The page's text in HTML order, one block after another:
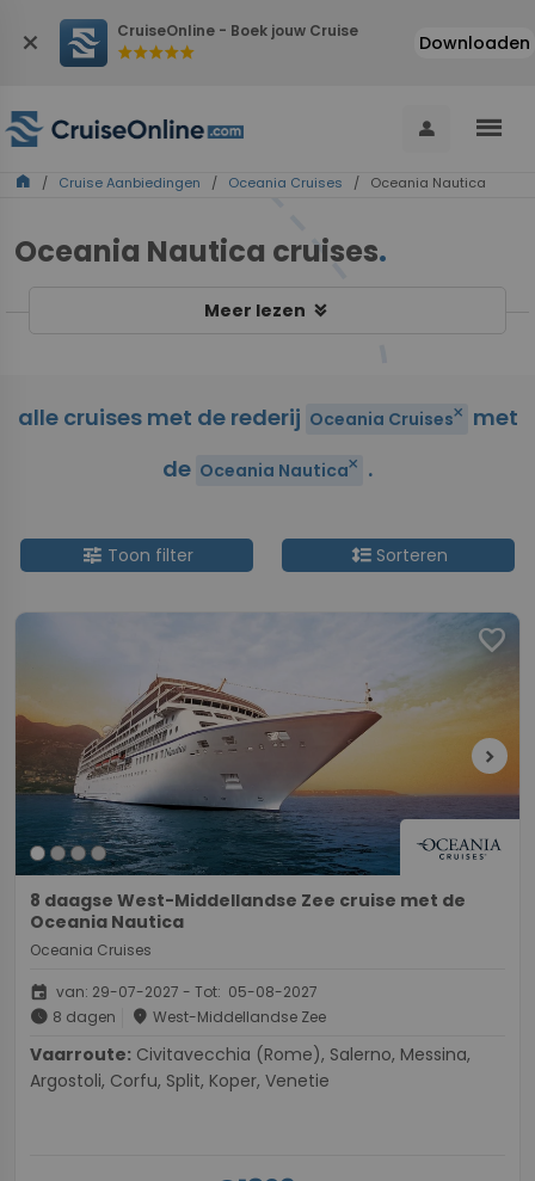
close CruiseOnline - Boek jouw Cruise
starstarstarstarstar Downloaden
person menu
home / Cruise Aanbiedingen / Oceania Cruises / Oceania Nautica
Oceania Nautica cruises.
Meer lezen keyboard_double_arrow_down
alle cruises met de rederij Oceania Cruisesclose
met
de Oceania Nauticaclose .
tune Toon filter format_line_spacingSorteren
favorite
chevron_right
8 daagse West-Middellandse Zee cruise met de
Oceania Nautica
Oceania Cruises
event van: 29-07-2027 - Tot: 05-08-2027
schedule 8 dagen place West-Middellandse Zee
Vaarroute:
Argostoli, Corfu, Split, Koper, Venetie